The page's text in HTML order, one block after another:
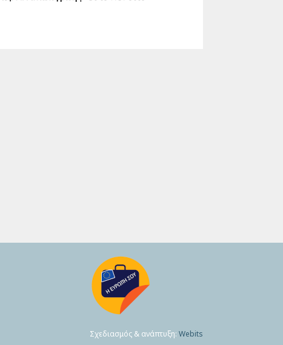
Σχεδιασμός & ανάπτυξη: Webits